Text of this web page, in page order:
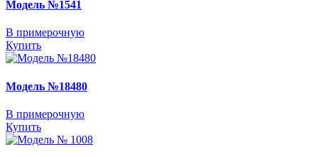
Модель №1541
В примерочную
Купить
Модель №18480
В примерочную
Купить